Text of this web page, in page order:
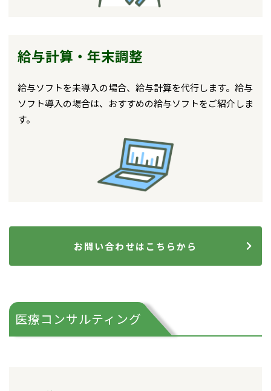
給与計算・年末調整
給与ソフトを未導入の場合、給与計算を代行します。給与
ソフト導入の場合は、おすすめの給与ソフトをご紹介しま
す。
お問い合わせはこちらから
医療コンサルティング